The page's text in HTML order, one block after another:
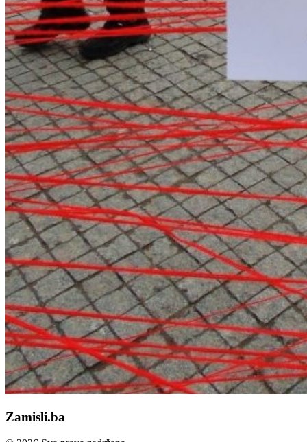
Zamisli.ba